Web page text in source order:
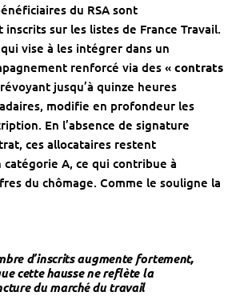
du RSA sont
sur les listes de France Travail.
vise à les intégrer dans un
renforcé via des « contrats
jusqu’à quinze heures
modifie en profondeur les
En l’absence de signature
ces allocataires restent
A, ce qui contribue à
du chômage. Comme le souligne la
d’inscrits augmente fortement,
cette hausse ne reflète la
du marché du travail